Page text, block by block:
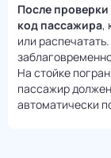
После проверки
код пассажира,
или
На стойке
пассажир
автоматически